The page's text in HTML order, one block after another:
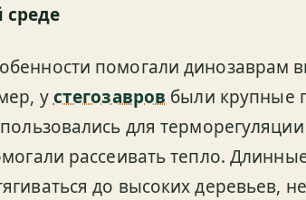
помогали динозаврам
устегозавров были крупные
для
рассеивать тепло.
до высоких деревьев,